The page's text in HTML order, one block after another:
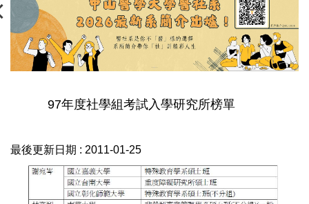
區
97年度社學組考試入學研究所榜單
最後更新日期 : 2011-01-25